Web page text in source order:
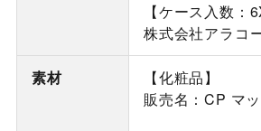
【ケース入数：
株式会社アラコ
素材
【化粧品】
販売名：CP マ